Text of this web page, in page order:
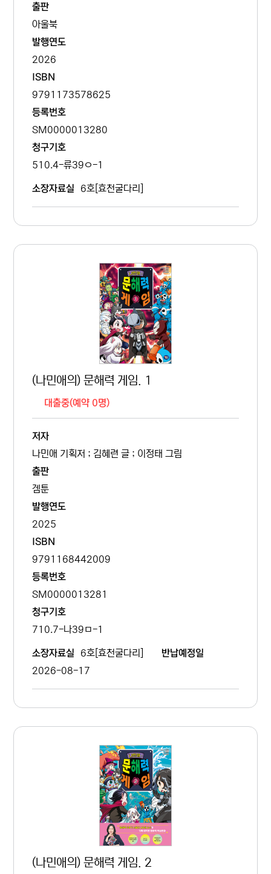
출판
아울북
발행연도
2026
ISBN
9791173578625
등록번호
SM0000013280
청구기호
510.4-류39ㅇ-1
소장자료실 6호[효천굴다리]
(나민애의) 문해력 게임. 1
대출중(예약 0명)
저자
나민애 기획저 ; 김혜련 글 ; 이정태 그림
출판
겜툰
발행연도
2025
ISBN
9791168442009
등록번호
SM0000013281
청구기호
710.7-나39ㅁ-1
소장자료실 6호[효천굴다리] 반납예정일
2026-08-17
(나민애의) 문해력 게임. 2